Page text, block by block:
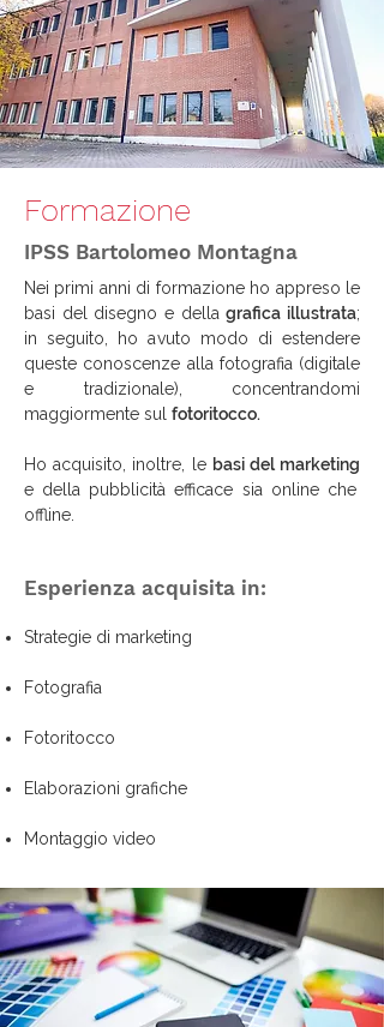
Formazione
IPSS Bartolomeo Montagna
Nei primi anni di formazione ho appreso le
basi del disegno e dellagrafica illustrata;
in seguito, ho avuto modo di estendere
queste conoscenze alla fotografia (digitale
e tradizionale), concentrandomi
maggiormente sul fotoritocco.
Ho acquisito, inoltre, le basi del marketing
e della pubblicità efficace sia online che
offline.
Esperienza acquisita in:
Strategie di marketing
Fotografia
Fotoritocco
Elaborazioni grafiche
Montaggio video